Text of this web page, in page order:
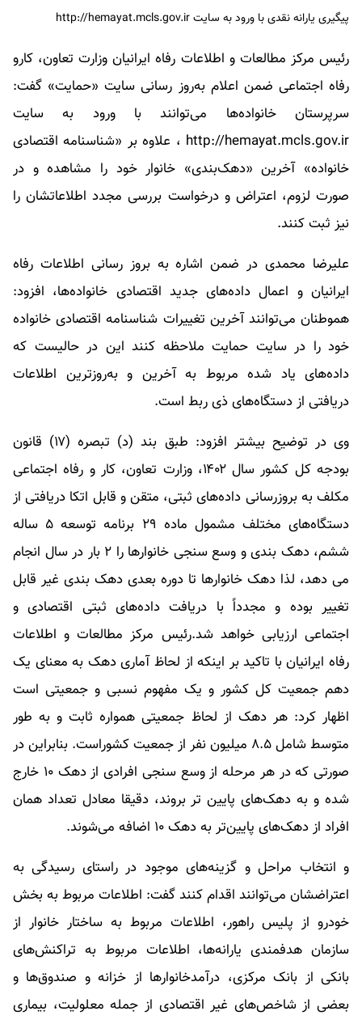
پیگیری یارانه نقدی با ورود به سایت http://hemayat.mcls.gov.ir
رئیس مرکز مطالعات و اطلاعات رفاه ایرانیان وزارت تعاون، کارو
رفاه اجتماعی ضمن اعلام به‌روز رسانی سایت «حمایت» گفت:
سرپرستان خانواده‌ها می‌توانند با ورود به سایت
http://hemayat.mcls.gov.ir ، علاوه بر «شناسنامه اقتصادی
خانواده» آخرین «دهک‌بندی» خانوار خود را مشاهده و در
صورت لزوم، اعتراض و درخواست بررسی مجدد اطلاعاتشان را
نیز ثبت کنند.
علیرضا محمدی در ضمن اشاره به بروز رسانی اطلاعات رفاه
ایرانیان و اعمال داده‌های جدید اقتصادی خانواده‌ها، افزود:
هموطنان می‌توانند آخرین تغییرات شناسنامه اقتصادی خانواده
خود را در سایت حمایت ملاحظه کنند این در حالیست که
داده‌های یاد شده مربوط به آخرین و به‌روزترین اطلاعات
دریافتی از دستگاه‌های ذی ربط است.
وی در توضیح بیشتر افزود: طبق بند (د) تبصره (۱۷) قانون
بودجه کل کشور سال ۱۴۰۲، وزارت تعاون، کار و رفاه اجتماعی
مکلف به بروزرسانی داده‌های ثبتی، متقن و قابل اتکا دریافتی از
دستگاه‌های مختلف مشمول ماده ۲۹ برنامه توسعه ۵ ساله
ششم، دهک بندی و وسع سنجی خانوارها را ۲ بار در سال انجام
می دهد، لذا دهک خانوارها تا دوره بعدی دهک بندی غیر قابل
تغییر بوده و مجدداً با دریافت داده‌های ثبتی اقتصادی و
اجتماعی ارزیابی خواهد شد.رئیس مرکز مطالعات و اطلاعات
رفاه ایرانیان با تاکید بر اینکه از لحاظ آماری دهک به معنای یک
دهم جمعیت کل کشور و یک مفهوم نسبی و جمعیتی است
اظهار کرد: هر دهک از لحاظ جمعیتی همواره ثابت و به طور
متوسط شامل ۸.۵ میلیون نفر از جمعیت کشوراست. بنابراین در
صورتی که در هر مرحله از وسع سنجی افرادی از دهک ۱۰ خارج
شده و به دهک‌های پایین تر بروند، دقیقا معادل تعداد همان
افراد از دهک‌های پایین‌تر به دهک ۱۰ اضافه می‌شوند.
و انتخاب مراحل و گزینه‌های موجود در راستای رسیدگی به
اعتراضشان می‌توانند اقدام کنند گفت: اطلاعات مربوط به بخش
خودرو از پلیس راهور، اطلاعات مربوط به ساختار خانوار از
سازمان هدفمندی یارانه‌ها، اطلاعات مربوط به تراکنش‌های
بانکی از بانک مرکزی، درآمدخانوارها از خزانه و صندوق‌ها و
بعضی از شاخص‌های غیر اقتصادی از جمله معلولیت، بیماری